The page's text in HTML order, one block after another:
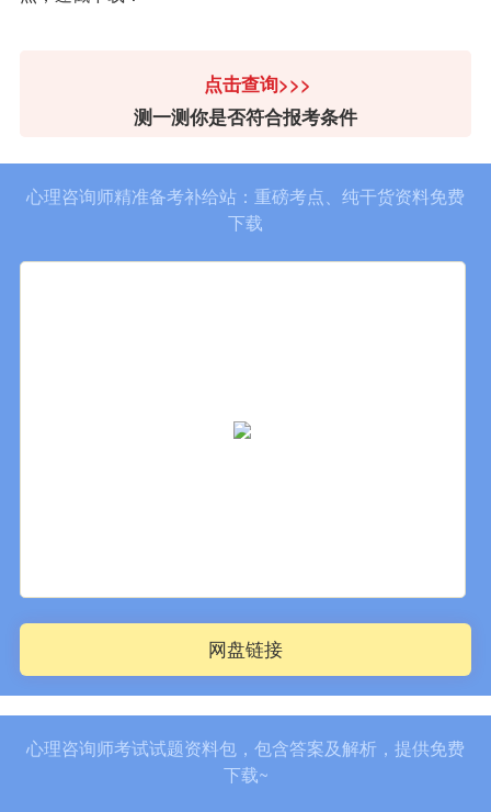
点击查询>>>
测一测你是否符合报考条件
心理咨询师精准备考补给站：重磅考点、纯干货资料免费
下载
网盘链接
心理咨询师考试试题资料包，包含答案及解析，提供免费
下载~